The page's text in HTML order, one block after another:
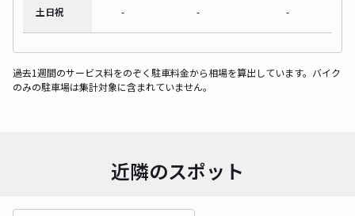
土日祝 - - -
過去1週間のサービス料をのぞく駐車料金から相場を算出しています。バイク
のみの駐車場は集計対象に含まれていません。
近隣のスポット